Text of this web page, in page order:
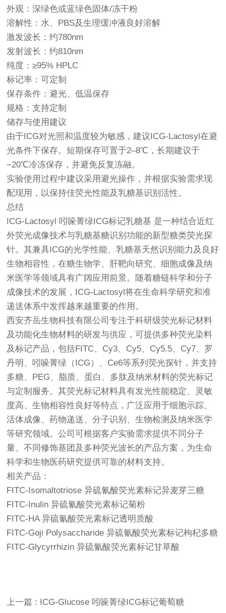
外观：深绿色或蓝绿色固体/冻干粉
溶解性：水、PBS及生理缓冲液良好溶解
激发波长：约780nm
发射波长：约810nm
纯度：≥95% HPLC
标记率：可定制
保存条件：避光、低温保存
规格：支持定制
储存与使用建议
由于ICG对光照和温度较为敏感，建议ICG-Lactosyl在避
光条件下保存。短期保存可置于2–8℃，长期建议于
−20℃冷冻保存，并避免反复冻融。
实验使用过程中建议采用避光操作，并根据实验需求现
配现用，以保持佳荧光性能及乳糖基识别活性。
总结
ICG-Lactosyl 吲哚菁绿ICG标记乳糖基 是一种结合近红
外荧光成像技术与乳糖基糖识别功能的新型糖类荧光探
针。其兼具ICG的光学性能、乳糖基天然识别能力及良好
生物相容性，在糖生物学、肝靶向研究、细胞成像及纳
米医学等领域具有广阔应用前景。随着糖链科学和分子
成像技术的发展，ICG-Lactosyl将在生命科学研究和准
递送体系中发挥越来越重要的作用。
西安齐岳生物科技有限公司专注于科研级荧光标记材料
及功能化生物材料的研发与供应，可提供多种荧光染料
及标记产品，包括FITC、Cy3、Cy5、Cy5.5、Cy7、罗
丹明、吲哚菁绿（ICG）、Ce6等系列荧光探针，并支持
多糖、PEG、脂质、蛋白、多肽及纳米材料的荧光标记
与定制服务。其荧光标记材料具有发光性能稳定、灵敏
度高、生物相容性良好等特点，广泛应用于细胞示踪、
活体成像、药物递送、分子识别、生物检测及纳米医学
等研究领域。公司可根据客户实验需求提供不同分子
量、不同修饰基团及多种荧光波长的产品方案，为生命
科学和生物医药研究提供可靠的材料支持。
相关产品：
FITC-‌Isomaltotriose 异硫氰酸荧光素标记异麦芽三糖
FITC-Inulin 异硫氰酸荧光素标记菊粉
FITC-HA 异硫氰酸荧光素标记透明质酸
FITC-Goji Polysaccharide 异硫氰酸荧光素标记枸杞多糖
FITC-Glycyrrhizin 异硫氰酸荧光素标记甘草酸
上一篇 : ICG-Glucose 吲哚菁绿ICG标记葡萄糖